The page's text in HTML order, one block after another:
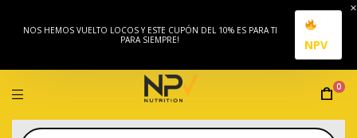
NOS HEMOS VUELTO LOCOS Y ESTE CUPÓN DEL 10% ES PARA TI
PARA SIEMPRE!
NPV
0